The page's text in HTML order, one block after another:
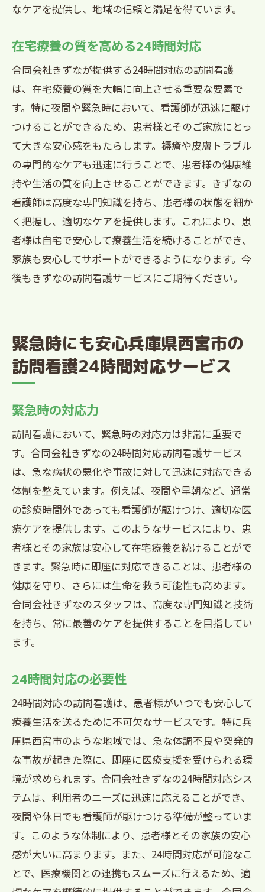
なケアを提供し、地域の信頼と満足を得ています。
在宅療養の質を高める24時間対応
合同会社きずなが提供する24時間対応の訪問看護
は、在宅療養の質を大幅に向上させる重要な要素で
す。特に夜間や緊急時において、看護師が迅速に駆け
つけることができるため、患者様とそのご家族にとっ
て大きな安心感をもたらします。褥瘡や皮膚トラブル
の専門的なケアも迅速に行うことで、患者様の健康維
持や生活の質を向上させることができます。きずなの
看護師は高度な専門知識を持ち、患者様の状態を細か
く把握し、適切なケアを提供します。これにより、患
者様は自宅で安心して療養生活を続けることができ、
家族も安心してサポートができるようになります。今
後もきずなの訪問看護サービスにご期待ください。
緊急時にも安心兵庫県西宮市の
訪問看護24時間対応サービス
緊急時の対応力
訪問看護において、緊急時の対応力は非常に重要で
す。合同会社きずなの24時間対応訪問看護サービス
は、急な病状の悪化や事故に対して迅速に対応できる
体制を整えています。例えば、夜間や早朝など、通常
の診療時間外であっても看護師が駆けつけ、適切な医
療ケアを提供します。このようなサービスにより、患
者様とその家族は安心して在宅療養を続けることがで
きます。緊急時に即座に対応できることは、患者様の
健康を守り、さらには生命を救う可能性も高めます。
合同会社きずなのスタッフは、高度な専門知識と技術
を持ち、常に最善のケアを提供することを目指してい
ます。
24時間対応の必要性
24時間対応の訪問看護は、患者様がいつでも安心して
療養生活を送るために不可欠なサービスです。特に兵
庫県西宮市のような地域では、急な体調不良や突発的
な事故が起きた際に、即座に医療支援を受けられる環
境が求められます。合同会社きずなの24時間対応シス
テムは、利用者のニーズに迅速に応えることができ、
夜間や休日でも看護師が駆けつける準備が整っていま
す。このような体制により、患者様とその家族の安心
感が大いに高まります。また、24時間対応が可能なこ
とで、医療機関との連携もスムーズに行えるため、適